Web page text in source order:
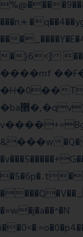
��
�}6<]
����mf
�H�0��
�ba޲�,�qv}�
&���w
�=w�j�a��^�N